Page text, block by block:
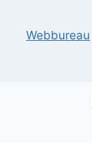
Webbureau